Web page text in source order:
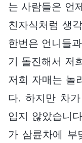
는 사람들은 언
친자식처럼 생
한번은 언니들
기 돌진해서 저
저희 자매는 놀
다. 하지만 차
입지 않았습니
가 삼륜차에 부